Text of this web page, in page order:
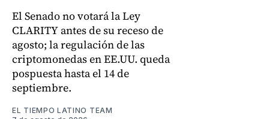
El Senado no votará la Ley
CLARITY antes de su receso de
agosto; la regulación de las
criptomonedas en EE.UU. queda
pospuesta hasta el 14 de
septiembre.
EL TIEMPO LATINO TEAM